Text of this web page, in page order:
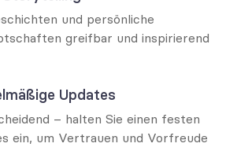
und persönliche
greifbar und inspirierend
Updates
– halten Sie einen festen
ein, um Vertrauen und Vorfreude